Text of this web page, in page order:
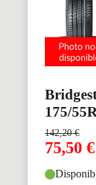
175/
142,20€
75,50 €